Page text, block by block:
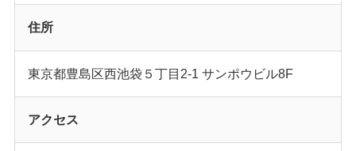
住所
東京都豊島区西池袋５丁目2-1 サンポウビル8F
アクセス